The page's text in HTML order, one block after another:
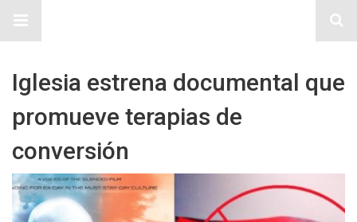
Iglesia estrena documental que
promueve terapias de
conversión